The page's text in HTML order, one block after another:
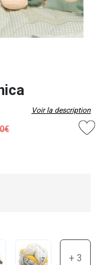
Voir la description
+ 3